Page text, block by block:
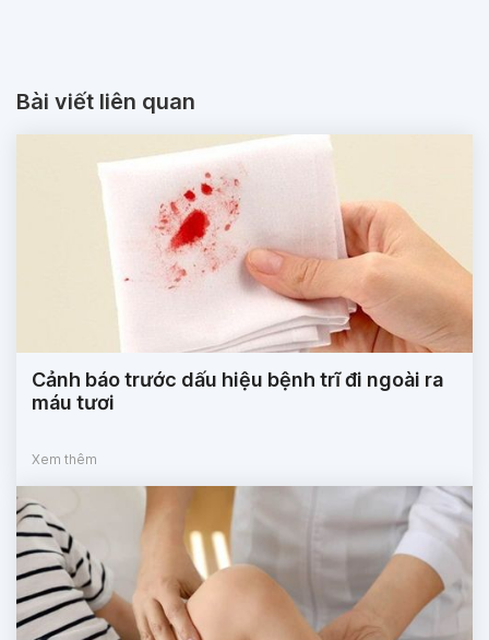
Bài viết liên quan
Cảnh báo trước dấu hiệu bệnh trĩ đi ngoài ra
máu tươi
Xem thêm